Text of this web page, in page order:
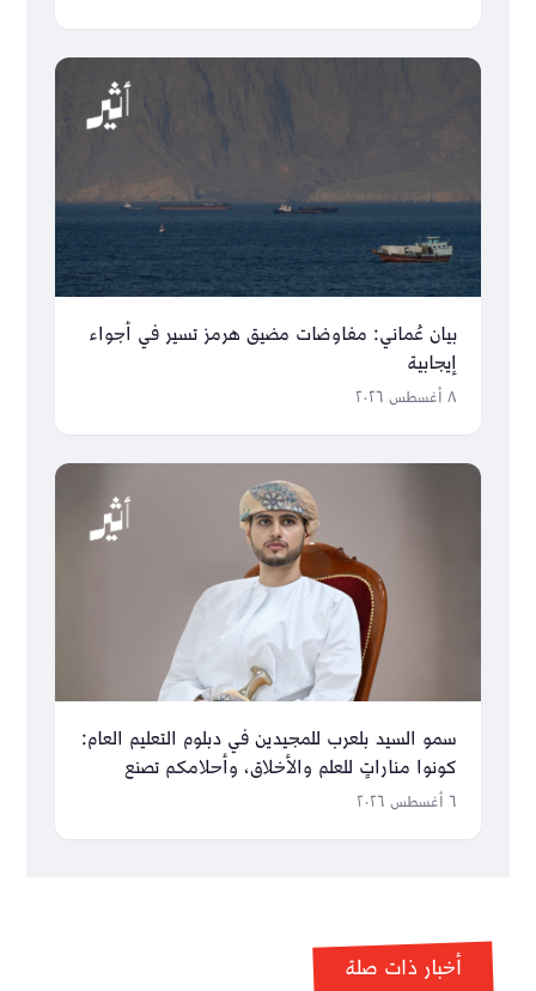
بيان عُماني: مفاوضات مضيق هرمز تسير في أجواء
إيجابية
٨ أغسطس ٢٠٢٦
سمو السيد بلعرب للمجيدين في دبلوم التعليم العام:
كونوا مناراتٍ للعلم والأخلاق، وأحلامكم تصنع
مستقبل عُمان
٦ أغسطس ٢٠٢٦
أخبار ذات صلة